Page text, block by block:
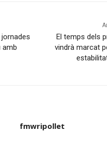
amb
El temps dels
vindrà marcat
fmwripollet